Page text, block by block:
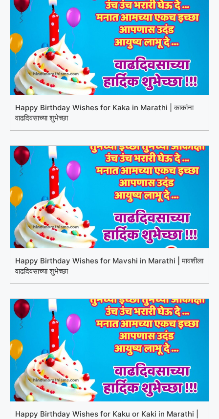
Happy Birthday Wishes for Kaka in Marathi | काकांना
वाढदिवसाच्या शुभेच्छा
Happy Birthday Wishes for Mavshi in Marathi | मावशीला
वाढदिवसाच्या शुभेच्छा
Happy Birthday Wishes for Kaku or Kaki in Marathi |